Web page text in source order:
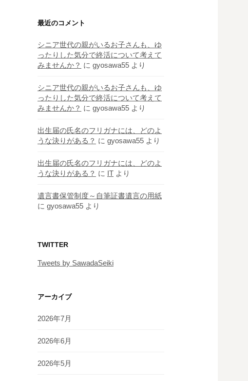
最近のコメント
シニア世代の親がいるお子さんも、ゆ
ったりした気分で終活について考えて
みませんか？ に gyosawa55 より
シニア世代の親がいるお子さんも、ゆ
ったりした気分で終活について考えて
みませんか？ に gyosawa55 より
出生届の氏名のフリガナには、どのよ
うな決りがある？ に gyosawa55 より
出生届の氏名のフリガナには、どのよ
うな決りがある？ に IT より
遺言書保管制度～自筆証書遺言の用紙
に gyosawa55 より
TWITTER
Tweets by SawadaSeiki
アーカイブ
2026年7月
2026年6月
2026年5月